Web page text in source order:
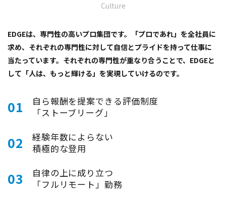
Culture
EDGEは、専門性の高いプロ集団です。「プロであれ」を全社員に
求め、それぞれの専門性に対して自信とプライドを持って仕事に
当たっています。それぞれの専門性が重なり合うことで、EDGEと
して「人は、もっと輝ける」を実現していけるのです。
01
自ら報酬を提案できる評価制度
「ストーブリーグ」
02
経験年数によらない
積極的な登用
03
自律の上に成り立つ
「フルリモート」勤務